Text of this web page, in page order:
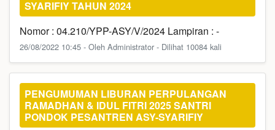
SYARIFIY TAHUN 2024
Nomor : 04.210/YPP-ASY/V/2024 Lampiran : -
26/08/2022 10:45 - Oleh Administrator - Dilihat 10084 kali
PENGUMUMAN LIBURAN PERPULANGAN
RAMADHAN & IDUL FITRI 2025 SANTRI
PONDOK PESANTREN ASY-SYARIFIY